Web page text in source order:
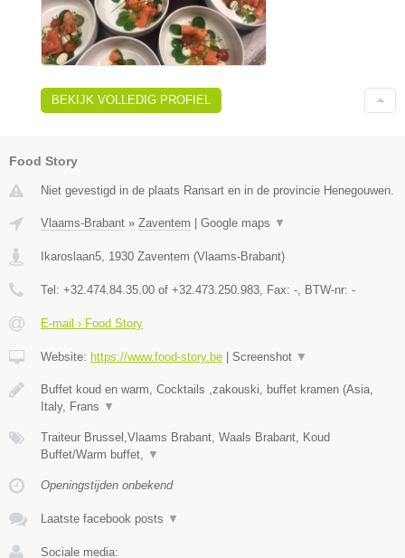
BEKIJK VOLLEDIG PROFIEL
Food Story
Niet gevestigd in de plaats Ransart en in de provincie Henegouwen.
Vlaams-Brabant » Zaventem Google maps ▼
Ikaroslaan5, 1930 Zaventem (Vlaams-Brabant)
Tel: +32.474.84.35.00 of +32.473.250.983, Fax: -, BTW-nr: -
E-mail › Food Story
Website: https://www.food-story.be Screenshot ▼
Buffet koud en warm, Cocktails ,zakouski, buffet kramen (Asia,
Italy, Frans ▼
Traiteur Brussel,Vlaams Brabant, Waals Brabant, Koud
Buffet/Warm buffet, ▼
Openingstijden onbekend
Laatste facebook posts ▼
Sociale media: